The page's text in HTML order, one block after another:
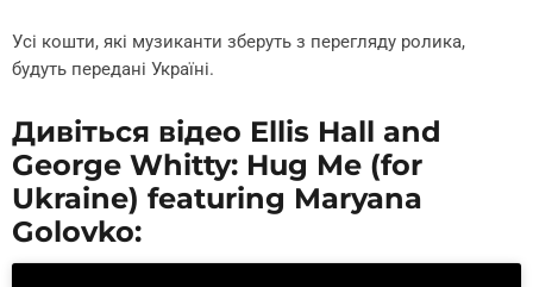
Усі кошти, які музиканти зберуть з перегляду ролика,
будуть передані Україні.
Дивіться відео Ellis Hall and
George Whitty: Hug Me (for
Ukraine) featuring Maryana
Golovko: